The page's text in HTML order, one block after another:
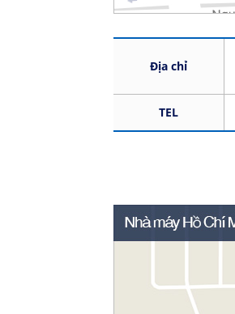
Địa chỉ
TEL